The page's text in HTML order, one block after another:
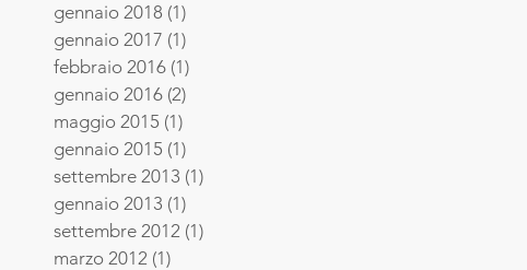
gennaio 2018 (1)
gennaio 2017 (1)
febbraio 2016 (1)
gennaio 2016 (2)
maggio 2015 (1)
gennaio 2015 (1)
settembre 2013 (1)
gennaio 2013 (1)
settembre 2012 (1)
marzo 2012 (1)